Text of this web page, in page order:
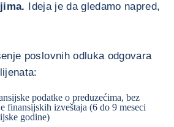
Ideja je da gledamo napred,
poslovnih odluka odgovara
podatke o preduzećima, bez
finansijskih izveštaja (6 do 9 meseci
godine)